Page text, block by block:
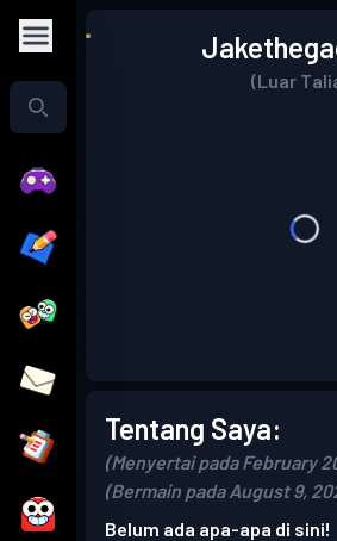
(Luar
Tentang Saya:
(Menyertai pada February
(Bermain pada August 9,
Belum ada apa-apa di sini!